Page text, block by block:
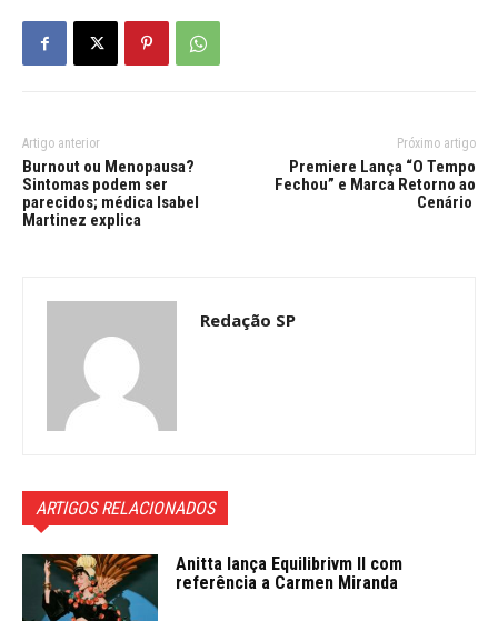
Artigo anterior
Burnout ou Menopausa?
Sintomas podem ser
parecidos; médica Isabel
Martinez explica
Próximo artigo
Premiere Lança “O Tempo
Fechou” e Marca Retorno ao
Cenário
Redação SP
ARTIGOS RELACIONADOS
Anitta lança Equilibrivm ll com
referência a Carmen Miranda